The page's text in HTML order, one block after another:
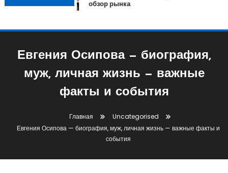
обзор рынка
Евгения Осипова — биография,
муж, личная жизнь — важные
факты и события
Главная
Uncategorised
Евгения Осипова — биография, муж, личная жизнь — важные факты и
события